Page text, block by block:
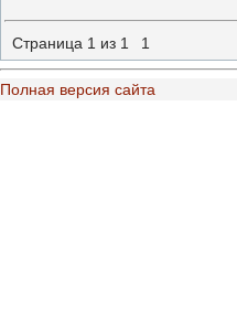
Страница 1 из 1 1
Полная версия сайта